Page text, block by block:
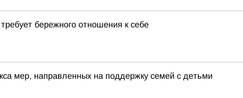
бережного отношения к себе
мер, направленных на поддержку семей с детьми